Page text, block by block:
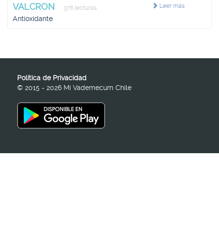
Leer más
VALCRON 376 lecturas
Antioxidante
Política de Privacidad
© 2015 - 2026 Mi Vademecum Chile